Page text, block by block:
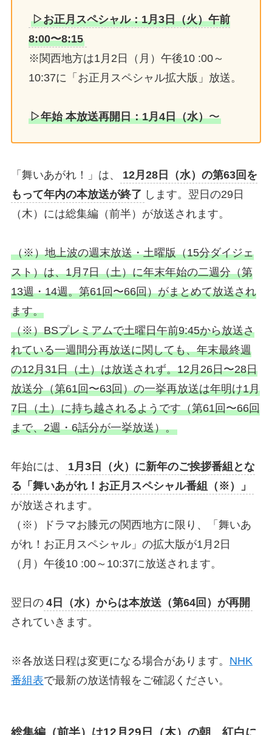
▷お正月スペシャル：1月3日（火）午前
8:00〜8:15
※関西地方は1月2日（月）午後10 :00～
10:37に「お正月スペシャル拡大版」放送。
▷年始 本放送再開日：1月4日（水）〜
「舞いあがれ！」は、
12月28日（水）の第63回を
もって年内の本放送が終了 します。翌日の29日
（木）には総集編（前半）が放送されます。
（※）地上波の週末放送・土曜版（15分ダイジェ
スト）は、1月7日（土）に年末年始の二週分（第
13週・14週。第61回〜66回）がまとめて放送され
ます。
（※）BSプレミアムで土曜日午前9:45から放送さ
れている一週間分再放送に関しても、年末最終週
の12月31日（土）は放送されず。12月26日〜28日
放送分（第61回〜63回）の一挙再放送は年明け1月
7日（土）に持ち越されるようです（第61回〜66回
まで、2週・6話分が一挙放送）。
年始には、
1月3日（火）に新年のご挨拶番組とな
る「舞いあがれ！お正月スペシャル番組（※）」
が放送されます。
（※）ドラマお膝元の関西地方に限り、「舞いあ
がれ！お正月スペシャル」の拡大版が1月2日
（月）午後10 :00～10:37に放送されます。
翌日の 4日（水）からは本放送（第64回）が再開
されていきます。
※各放送日程は変更になる場合があります。 NHK
番組表で最新の放送情報をご確認ください。
総集編（前半）は12月29日（木）の朝 紅白に